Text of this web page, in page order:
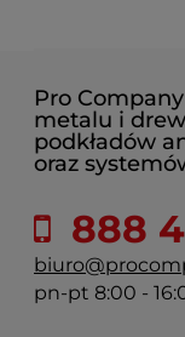
Pro
metalu i
podkładów
oraz
888
pn-pt 8:00 -